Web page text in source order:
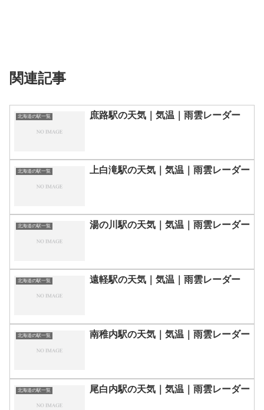
関連記事
北海道の駅一覧 庶路駅の天気｜気温｜雨雲レーダー
北海道の駅一覧 上白滝駅の天気｜気温｜雨雲レーダー
北海道の駅一覧 湯の川駅の天気｜気温｜雨雲レーダー
北海道の駅一覧 遠軽駅の天気｜気温｜雨雲レーダー
北海道の駅一覧 南稚内駅の天気｜気温｜雨雲レーダー
北海道の駅一覧 尾白内駅の天気｜気温｜雨雲レーダー